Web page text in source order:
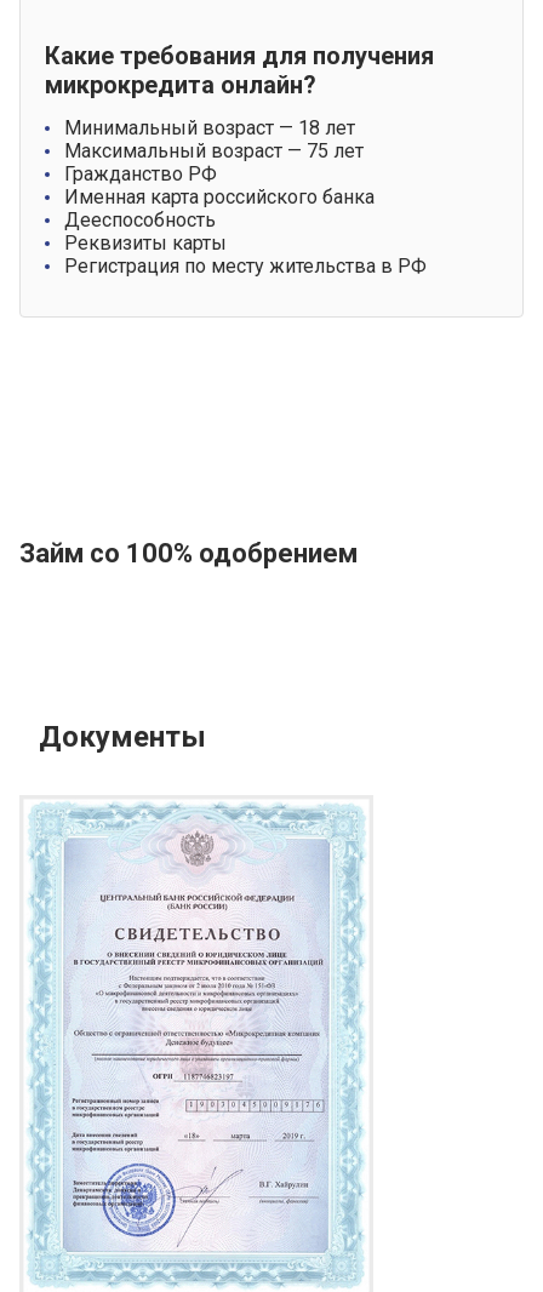
Какие требования для получения
микрокредита онлайн?
Минимальный возраст — 18 лет
Максимальный возраст — 75 лет
Гражданство РФ
Именная карта российского банка
Дееспособность
Реквизиты карты
Регистрация по месту жительства в РФ
Займ со 100% одобрением
Документы